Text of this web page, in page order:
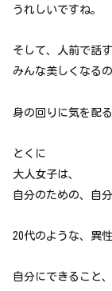
うれしいですね。
そして、人前で話す
みんな美しくなるの
身の回りに気を配
とくに
大人女子は、
自分のための、自
20代のような、異
自分にできること、